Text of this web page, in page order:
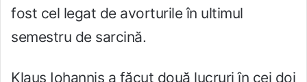
fost cel legat de avorturile în ultimul
semestru de sarcină.
Klaus Iohannis a făcut două lucruri în cei doi